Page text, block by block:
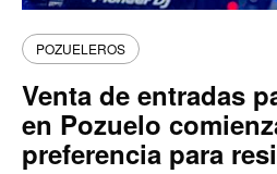
POZUELEROS
Venta de entradas
en Pozuelo
preferencia para